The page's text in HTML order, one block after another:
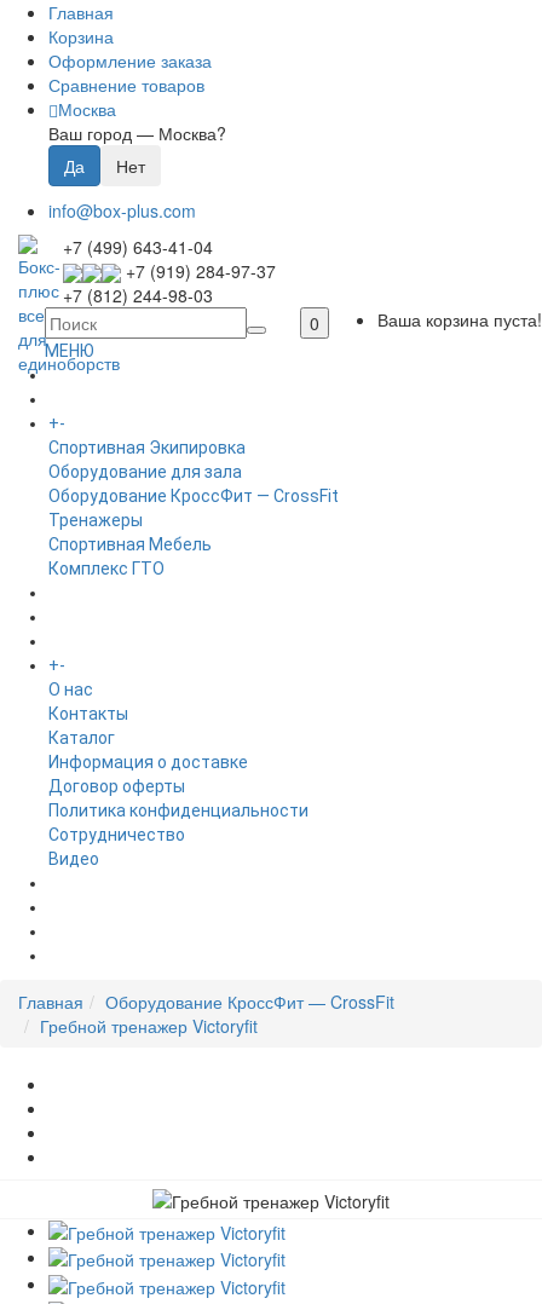
Главная
Корзина
Оформление заказа
Сравнение товаров
Москва
Ваш город — Москва?
info@box-plus.com
+7 (499) 643-41-04
+7 (919) 284-97-37
+7 (812) 244-98-03
0
Ваша корзина пуста!
МЕНЮ
ГЛАВНАЯ
+-
Спортивная Экипировка
Оборудование для зала
Оборудование КроссФит — CrossFit
Тренажеры
Спортивная Мебель
Комплекс ГТО
+-
O нас
Контакты
Каталог
Информация о доставке
Договор оферты
Политика конфиденциальности
Сотрудничество
Видео
Главная
Оборудование КроссФит — CrossFit
Гребной тренажер Victoryfit